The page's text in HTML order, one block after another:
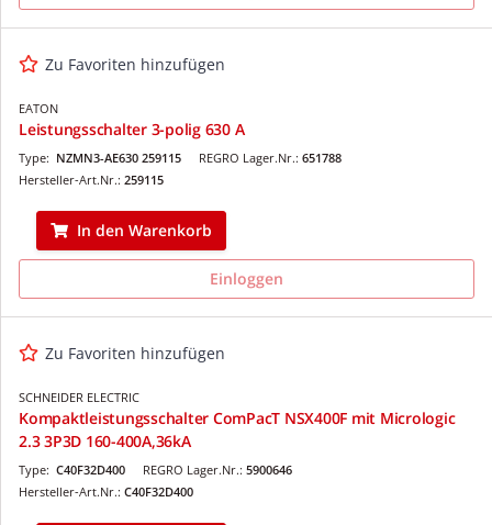
Zu Favoriten hinzufügen
EATON
Leistungsschalter 3-polig 630 A
REGRO Lager.Nr.: 651788
Type: NZMN3-AE630 259115
Hersteller-Art.Nr.: 259115
In den Warenkorb
Einloggen
Zu Favoriten hinzufügen
SCHNEIDER ELECTRIC
Kompaktleistungsschalter ComPacT NSX400F mit Micrologic
2.3 3P3D 160-400A,36kA
REGRO Lager.Nr.: 5900646
Type: C40F32D400
Hersteller-Art.Nr.: C40F32D400